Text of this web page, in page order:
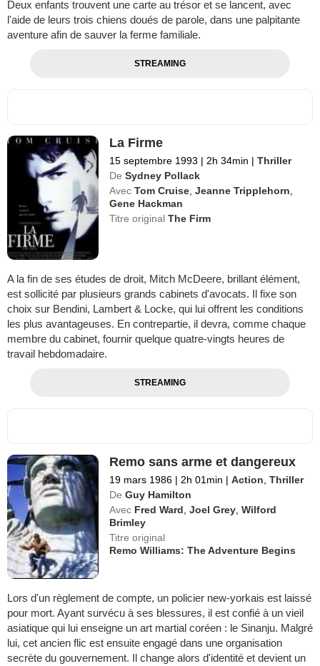
Deux enfants trouvent une carte au trésor et se lancent, avec
l'aide de leurs trois chiens doués de parole, dans une palpitante
aventure afin de sauver la ferme familiale.
STREAMING
La Firme
15 septembre 1993 | 2h 34min | Thriller
De Sydney Pollack
Avec Tom Cruise ,Jeanne Tripplehorn
Gene Hackman
Titre originalThe Firm
A la fin de ses études de droit, Mitch McDeere, brillant élément,
est sollicité par plusieurs grands cabinets d'avocats. Il fixe son
choix sur Bendini, Lambert & Locke, qui lui offrent les conditions
les plus avantageuses. En contrepartie, il devra, comme chaque
membre du cabinet, fournir quelque quatre-vingts heures de
travail hebdomadaire.
STREAMING
Remo sans arme et dangereux
19 mars 1986 | 2h 01min | Action ,Thriller
De Guy Hamilton
Avec Fred Ward ,Joel Grey ,Wilford
Brimley
Titre original
Remo Williams: The Adventure Begins
Lors d'un règlement de compte, un policier new-yorkais est laissé
pour mort. Ayant survécu à ses blessures, il est confié à un vieil
asiatique qui lui enseigne un art martial coréen : le Sinanju. Malgré
lui, cet ancien flic est ensuite engagé dans une organisation
secrète du gouvernement. Il change alors d'identité et devient un